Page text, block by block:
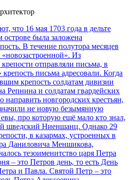
что 16 мая 1703 года в дельте
была заложена
В течение полутора месяцев
Из
отправляли письма, в
письма адресовали. Когда
крепость солдатам дивизии
Репнина и солдатам гвардейских
направить новгородских крестьян,
не новую безымянную
про которую ещё мало кто знал,
шведский Ниеншанц. Однако 29
в казармах, устроенных в
Даниловича Меншикова,
тезоименитство царя Петра
– это Петров день, то есть День
и Павла. Святой Петр – это